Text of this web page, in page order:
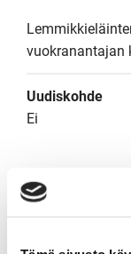
vuokranantajan
Uudiskohde
Ei